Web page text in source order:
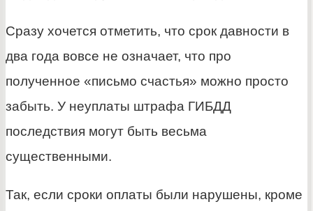
Сразу хочется отметить, что срок давности в
два года вовсе не означает, что про
полученное «письмо счастья» можно просто
забыть. У неуплаты штрафа ГИБДД
последствия могут быть весьма
существенными.
Так, если сроки оплаты были нарушены, кроме